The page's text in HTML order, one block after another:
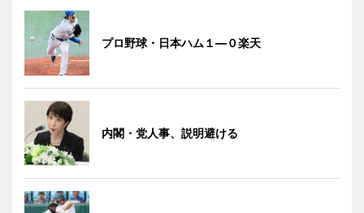
プロ野球・日本ハム１―０楽天
内閣・党人事、説明避ける